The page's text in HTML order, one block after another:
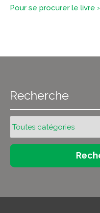
Pour se procurer le livre ›